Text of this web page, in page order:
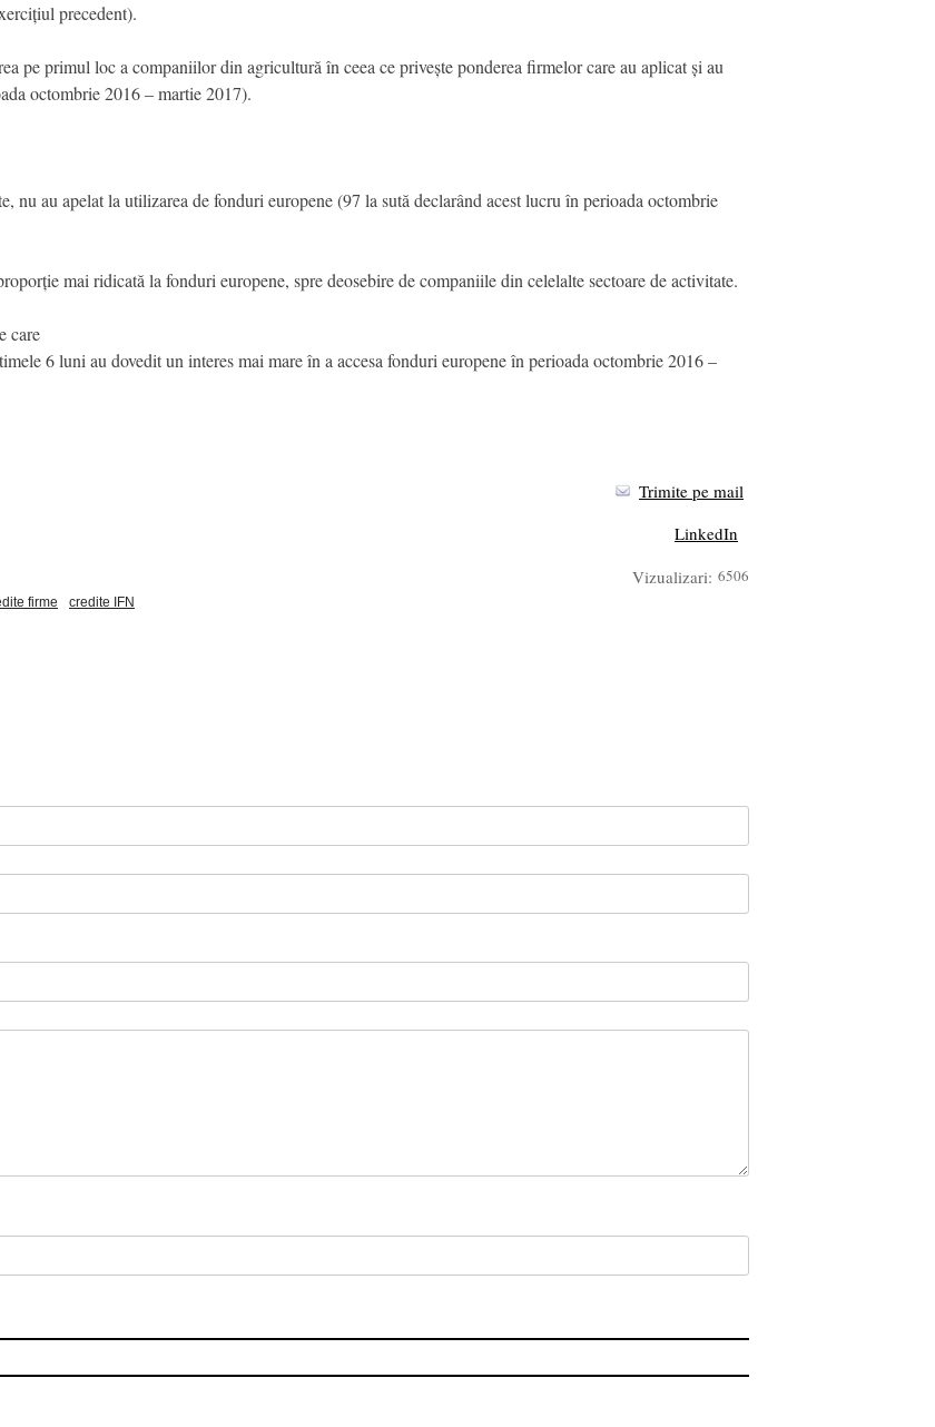
precedent).
pe primul loc a companiilor din agricultură în ceea ce privește ponderea firmelor care au aplicat și au
octombrie 2016 – martie 2017).
nu au apelat la utilizarea de fonduri europene (97 la sută declarând acest lucru în perioada octombrie
mai ridicată la fonduri europene, spre deosebire de companiile din celelalte sectoare de activitate.
care
6 luni au dovedit un interes mai mare în a accesa fonduri europene în perioada octombrie 2016 –
Trimite pe mail
LinkedIn
Vizualizari: 6506
firme credite IFN